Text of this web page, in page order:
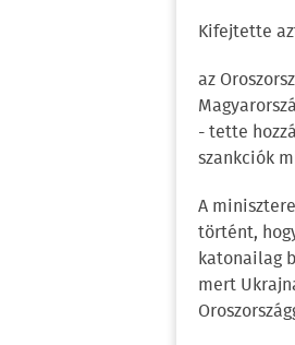
Kifejtette
az
- tette
szankciók
A
történt,
katonailag
mert